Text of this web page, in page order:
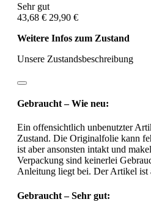
Sehr gut
43,68 € 29,90 €
Weitere Infos zum Zustand
Unsere Zustandsbeschreibung
Gebraucht – Wie neu:
Ein offensichtlich unbenutzter
Zustand. Die Originalfolie kann
ist aber ansonsten intakt und
Verpackung sind keinerlei
Anleitung liegt bei. Der Artikel ist
Gebraucht – Sehr gut: